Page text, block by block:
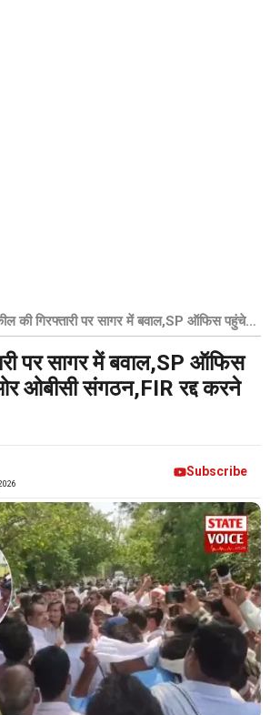
की गिरफ्तारी पर सागर में बवाल,SP ऑफिस पहुंचे
रद्द करने की मांग
पर सागर में बवाल,SP ऑफिस
ओबीसी संगठन,FIR रद्द करने
Subscribe